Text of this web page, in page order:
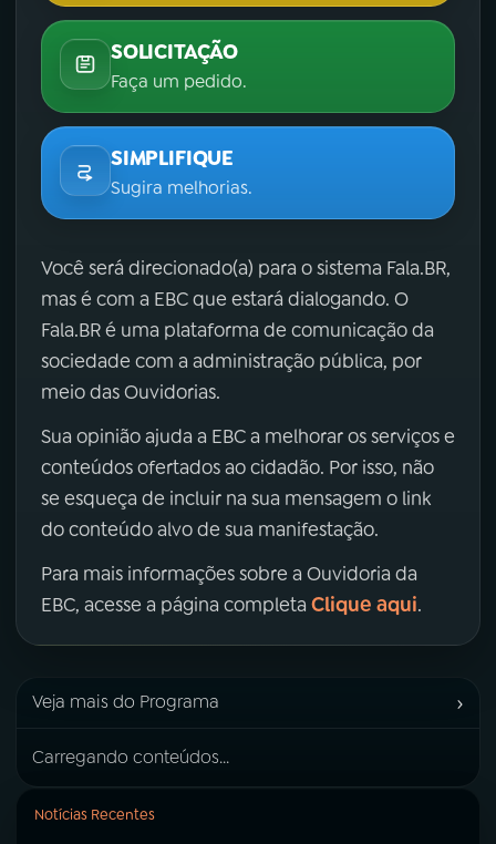
SOLICITAÇÃO
Faça um pedido.
SIMPLIFIQUE
Sugira melhorias.
Você será direcionado(a) para o sistema Fala.BR,
mas é com a EBC que estará dialogando. O
Fala.BR é uma plataforma de comunicação da
sociedade com a administração pública, por
meio das Ouvidorias.
Sua opinião ajuda a EBC a melhorar os serviços e
conteúdos ofertados ao cidadão. Por isso, não
se esqueça de incluir na sua mensagem o link
do conteúdo alvo de sua manifestação.
Para mais informações sobre a Ouvidoria da
EBC, acesse a página completa Clique aqui.
Veja mais do Programa ›
Carregando conteúdos...
Notícias Recentes